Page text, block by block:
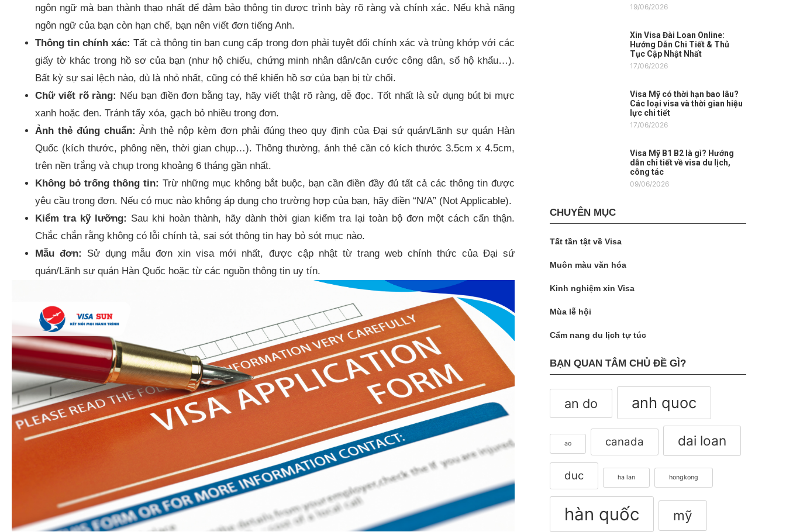
ngôn ngữ mà bạn thành thạo nhất để đảm bảo thông tin được trình bày rõ ràng và chính xác. Nếu khả năng
ngôn ngữ của bạn còn hạn chế, bạn nên viết đơn tiếng Anh.
Thông tin chính xác: Tất cả thông tin bạn cung cấp trong đơn phải tuyệt đối chính xác và trùng khớp với các
giấy tờ khác trong hồ sơ của bạn (như hộ chiếu, chứng minh nhân dân/căn cước công dân, sổ hộ khẩu…).
Bất kỳ sự sai lệch nào, dù là nhỏ nhất, cũng có thể khiến hồ sơ của bạn bị từ chối.
Chữ viết rõ ràng: Nếu bạn điền đơn bằng tay, hãy viết thật rõ ràng, dễ đọc. Tốt nhất là sử dụng bút bi mực
xanh hoặc đen. Tránh tẩy xóa, gạch bỏ nhiều trong đơn.
Ảnh thẻ đúng chuẩn: Ảnh thẻ nộp kèm đơn phải đúng theo quy định của Đại sứ quán/Lãnh sự quán Hàn
Quốc (kích thước, phông nền, thời gian chụp…). Thông thường, ảnh thẻ cần có kích thước 3.5cm x 4.5cm,
trên nền trắng và chụp trong khoảng 6 tháng gần nhất.
Không bỏ trống thông tin: Trừ những mục không bắt buộc, bạn cần điền đầy đủ tất cả các thông tin được
yêu cầu trong đơn. Nếu có mục nào không áp dụng cho trường hợp của bạn, hãy điền “N/A” (Not Applicable).
Kiểm tra kỹ lưỡng: Sau khi hoàn thành, hãy dành thời gian kiểm tra lại toàn bộ đơn một cách cẩn thận.
Chắc chắn rằng không có lỗi chính tả, sai sót thông tin hay bỏ sót mục nào.
Mẫu đơn:
Sử dụng mẫu đơn xin visa mới nhất, được cập nhật từ trang web chính thức của Đại sứ
quán/Lãnh sự quán Hàn Quốc hoặc từ các nguồn thông tin uy tín.
19/06/2026
Xin Visa Đài Loan Online:
Hướng Dẫn Chi Tiết & Thủ
Tục Cập Nhật Nhất
17/06/2026
Visa Mỹ có thời hạn bao lâu?
Các loại visa và thời gian hiệu
lực chi tiết
17/06/2026
Visa Mỹ B1 B2 là gì? Hướng
dẫn chi tiết về visa du lịch,
công tác
09/06/2026
CHUYÊN MỤC
Tất tần tật về Visa
Muôn màu văn hóa
Kinh nghiệm xin Visa
Mùa lễ hội
Cẩm nang du lịch tự túc
BẠN QUAN TÂM CHỦ ĐỀ GÌ?
an do anh quoc
ao canada dai loan
duc ha lan hongkong
hàn quốc mỹ